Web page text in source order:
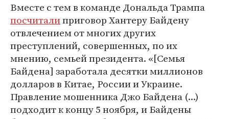
Вместе с тем в команде Дональда Трампа
посчиталиприговор Хантеру Байдену
отвлечением от многих других
преступлений, совершенных, по их
мнению, семьей президента. «[Семья
Байдена] заработала десятки миллионов
долларов в Китае, России и Украине.
Правление мошенника Джо Байдена (...)
подходит к концу 5 ноября, и Байдены